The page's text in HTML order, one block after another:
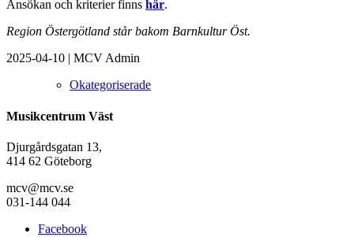
Ansökan och kriterier finns här.
Region Östergötland står bakom Barnkultur Öst.
2025-04-10 | MCV Admin
Okategoriserade
Musikcentrum Väst
Djurgårdsgatan 13,
414 62 Göteborg
mcv@mcv.se
031-144 044
Facebook